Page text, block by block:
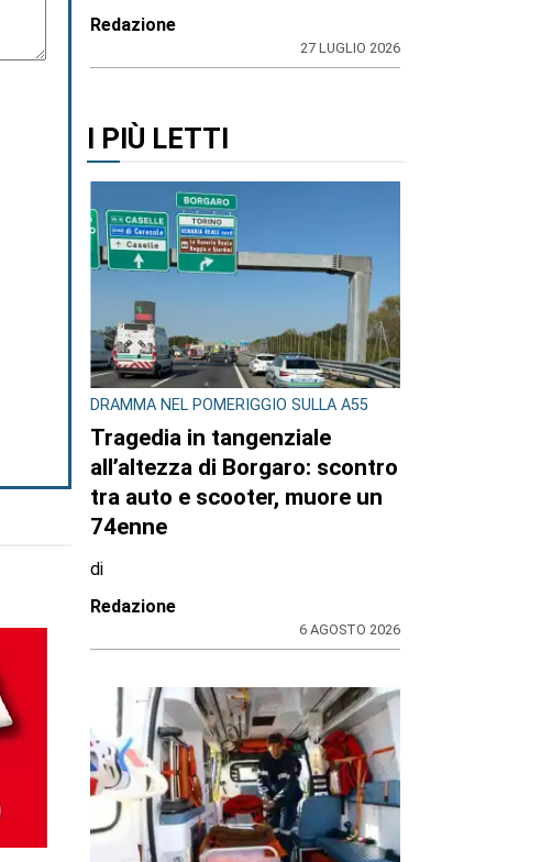
Redazione
27 LUGLIO 2026
I PIÙ LETTI
DRAMMA NEL POMERIGGIO SULLA A55
Tragedia in tangenziale
all’altezza di Borgaro: scontro
tra auto e scooter, muore un
74enne
di
Redazione
6 AGOSTO 2026